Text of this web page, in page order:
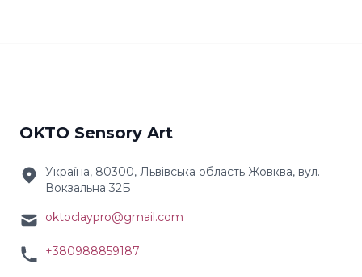
OKTO Sensory Art
Україна, 80300, Львівська область Жовква, вул.
Вокзальна 32Б
oktoclaypro@gmail.com
+380988859187